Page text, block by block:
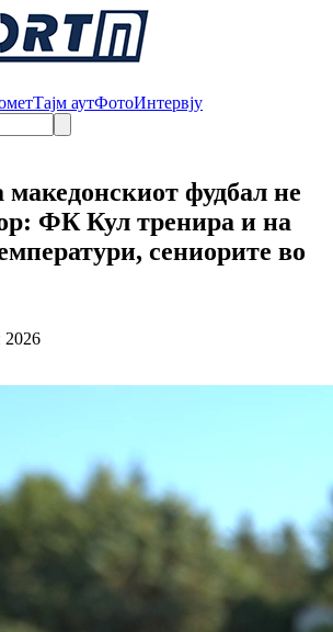
Тајм аутФотоИнтервју
фудбал не
ФК Кул тренира и на
сениорите во
2026